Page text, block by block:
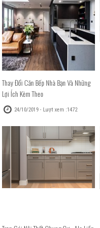
Thay Đổi Căn Bếp Nhà Bạn Và Những
Lợi Ích Kèm Theo
24/10/2019 - Lượt xem :1472